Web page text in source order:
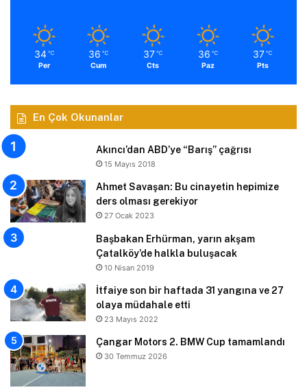
34 ℃
Per
36 ℃
Cum
37 ℃
Cts
36 ℃
Paz
37 ℃
Pts
En Çok Okunanlar
Akıncı’dan ABD’ye “Barış” çağrısı
15 Mayıs 2018
Ahmet Savaşan: Bu cinayetin hepimize
ders olması gerekiyor
27 Ocak 2023
Başbakan Erhürman, yarın akşam
Çatalköy’de halkla buluşacak
10 Nisan 2019
İtfaiye son bir haftada 31 yangına ve 27
olaya müdahale etti
23 Mayıs 2022
Çangar Motors 2. BMW Cup tamamlandı
30 Temmuz 2026